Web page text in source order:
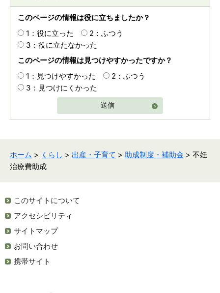
このページの情報は役に立ちましたか？
1：役に立った
2：ふつう
3：役に立たなかった
このページの情報は見つけやすかったですか？
1：見つけやすかった
2：ふつう
3：見つけにくかった
送信
ホーム > くらし > 出産・子育て > 助成制度・補助金 > 不妊
治療費助成
このサイトについて
アクセシビリティ
サイトマップ
お問い合わせ
携帯サイト